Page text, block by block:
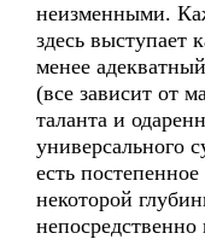
неизменными.
здесь выступает
менее
(все зависит от
таланта и
универсального
есть
некоторой